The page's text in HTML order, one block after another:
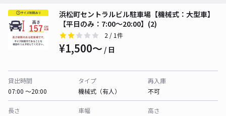
浜松町セントラルビル駐車場【機械式：大型車】
【平日のみ：7:00～20:00】(2)
2 / 1件
¥1,500〜 / 日
貸出時間
07:00 〜20:00
タイプ
機械式（有人）
再入庫
不可
長さ
車幅
高さ